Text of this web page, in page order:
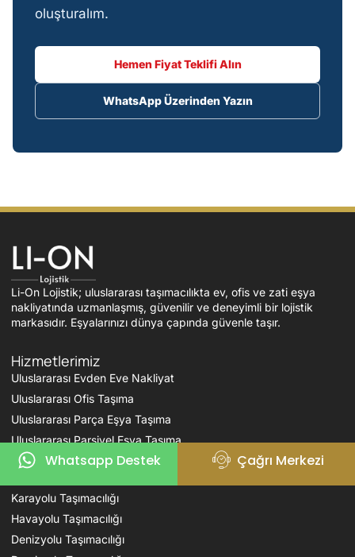
oluşturalım.
Hemen Fiyat Teklifi Alın
WhatsApp Üzerinden Yazın
Li-On Lojistik; uluslararası taşımacılıkta ev, ofis ve zati eşya
nakliyatında uzmanlaşmış, güvenilir ve deneyimli bir lojistik
markasıdır. Eşyalarınızı dünya çapında güvenle taşır.
Hizmetlerimiz
Uluslararası Evden Eve Nakliyat
Uluslararası Ofis Taşıma
Uluslararası Parça Eşya Taşıma
Uluslararası Parsiyel Eşya Taşıma
Uluslararası Zati Eşya Taşıma
Karayolu Taşımacılığı
Havayolu Taşımacılığı
Denizyolu Taşımacılığı
Whatsapp Destek Çağrı Merkezi